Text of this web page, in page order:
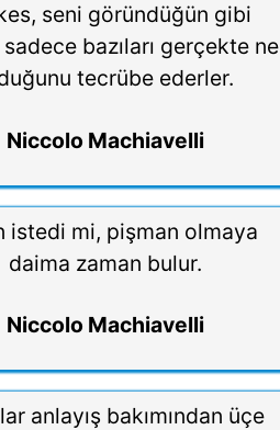
seni göründüğün gibi
sadece bazıları gerçekte ne
tecrübe ederler.
Niccolo Machiavelli
istedi mi, pişman olmaya
daima zaman bulur.
Niccolo Machiavelli
anlayış bakımından üçe